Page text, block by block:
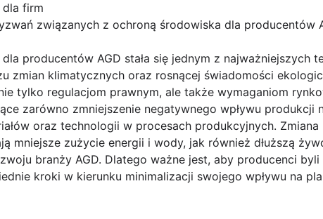
dla firm
związanych z ochroną środowiska dla producentów
producentów AGD stała się jednym z najważniejszych
zmian klimatycznych oraz rosnącej świadomości
tylko regulacjom prawnym, ale także wymaganiom
zarówno zmniejszenie negatywnego wpływu produkcji
oraz technologii w procesach produkcyjnych.
mniejsze zużycie energii i wody, jak również dłuższą
branży AGD. Dlatego ważne jest, aby producenci
kroki w kierunku minimalizacji swojego wpływu na